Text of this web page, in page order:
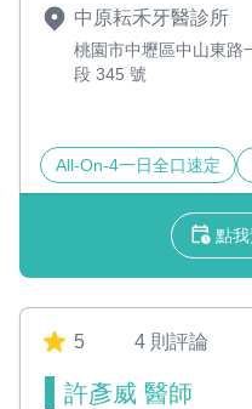
中原耘禾牙醫診所
桃園市中壢區中山東路
段 345 號
All-On-4一日全口速定
點我
5 4 則評論
許彥威 醫師